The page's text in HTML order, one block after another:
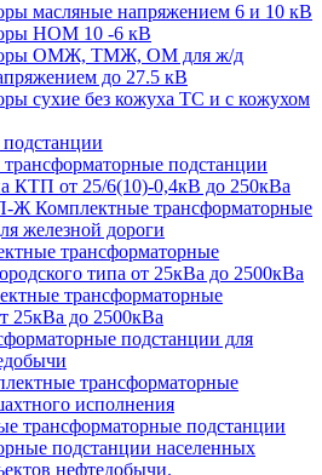
масляные напряжением 6 и 10 кВ
НОМ 10 -6 кВ
ОМЖ, ТМЖ, ОМ для ж/д
до 27.5 кВ
сухие без кожуха ТС и с кожухом
подстанции
КТП от 25/6(10)-0,4кВ до 250кВа
Комплектные трансформаторные
железной дороги
трансформаторные
типа от 25кВа до 2500кВа
трансформаторные
25кВа до 2500кВа
подстанции для
трансформаторные
исполнения
трансформаторные подстанции
подстанции населенных
нефтедобычи.